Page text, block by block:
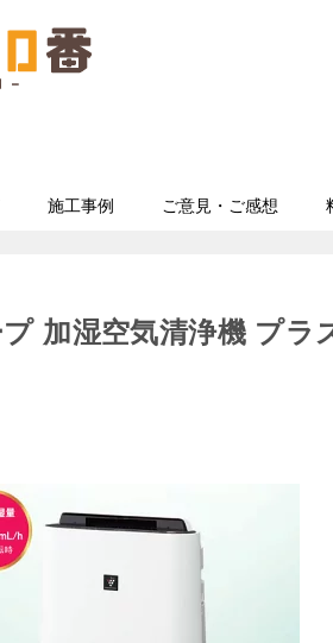
施工事例 ご意見・ご感想
プ 加湿空気清浄機 プラ